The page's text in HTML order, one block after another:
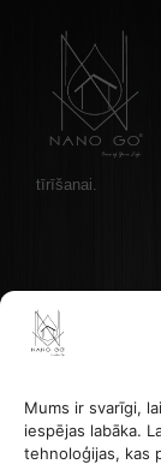
Mums ir svarīgi,
iespējas labāka.
tehnoloģijas, kas
tīrīšanai.
Kontakttālrunis: